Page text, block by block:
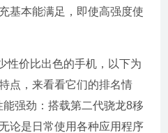
基本能满足，即使高强度使
性价比出色的手机，以下为
点，来看看它们的排名情
强劲：搭载第二代骁龙8移
论是日常使用各种应用程序